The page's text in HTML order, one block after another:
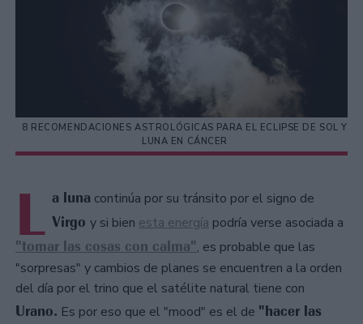
8 RECOMENDACIONES ASTROLÓGICAS PARA EL ECLIPSE DE SOL Y
LUNA EN CÁNCER
L a luna continúa por su tránsito por el signo de
Virgo y si bien esta energía podría verse asociada a
"tomar las cosas con calma", es probable que las
"sorpresas" y cambios de planes se encuentren a la orden
del día por el trino que el satélite natural tiene con
Urano. Es por eso que el "mood" es el de "hacer las